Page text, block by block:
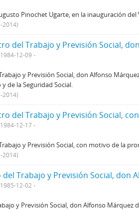
Pinochet Ugarte, en la inauguración del
2014)
1984-12-09
y Previsión Social, don Alfonso
de la Seguridad Social.
2014)
1984-12-17
y Previsión Social, con motivo de la
2014)
1985-12-02
y Previsión Social, don Alfonso Márquez